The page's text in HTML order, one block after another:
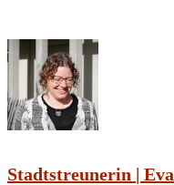
Stadtstreunerin | Eva